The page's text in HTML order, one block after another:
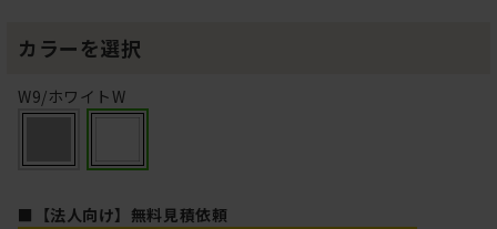
カラーを選択
W9/ホワイトW
■【法人向け】無料見積依頼